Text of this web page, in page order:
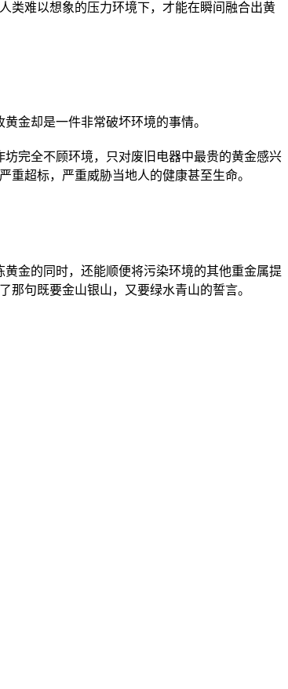
类难以想象的压力环境下，才能在瞬间融合出黄
金却是一件非常破坏环境的事情。
完全不顾环境，只对废旧电器中最贵的黄金感兴
超标，严重威胁当地人的健康甚至生命。
金的同时，还能顺便将污染环境的其他重金属提
句既要金山银山，又要绿水青山的誓言。